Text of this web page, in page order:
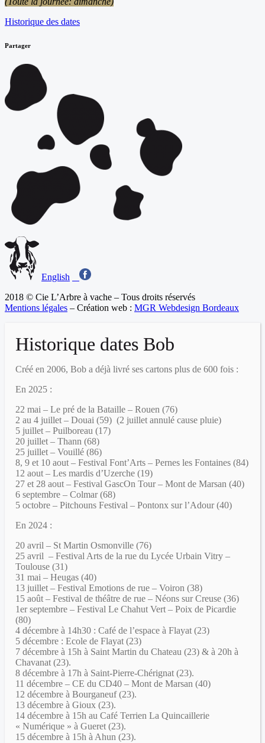
Historique des dates
Partager
English
2018 © Cie L’Arbre à vache – Tous droits réservés
Mentions légales – Création web : MGR Webdesign Bordeaux
Historique dates Bob
Créé en 2006, Bob a déjà livré ses cartons plus de 600 fois :
En 2025 :
22 mai – Le pré de la Bataille – Rouen (76)
2 au 4 juillet – Douai (59) (2 juillet annulé cause pluie)
5 juillet – Puilboreau (17)
20 juillet – Thann (68)
25 juillet – Vouillé (86)
8, 9 et 10 aout – Festival Font’Arts – Pernes les Fontaines (84)
12 aout – Les mardis d’Uzerche (19)
27 et 28 aout – Festival GascOn Tour – Mont de Marsan (40)
6 septembre – Colmar (68)
5 octobre – Pitchouns Festival – Pontonx sur l’Adour (40)
En 2024 :
20 avril – St Martin Osmonville (76)
25 avril – Festival Arts de la rue du Lycée Urbain Vitry –
Toulouse (31)
31 mai – Heugas (40)
13 juillet – Festival Emotions de rue – Voiron (38)
15 août – Festival de théâtre de rue – Néons sur Creuse (36)
1er septembre – Festival Le Chahut Vert – Poix de Picardie
(80)
4 décembre à 14h30 : Café de l’espace à Flayat (23)
5 décembre : Ecole de Flayat (23)
7 décembre à 15h à Saint Martin du Chateau (23) & à 20h à
Chavanat (23).
8 décembre à 17h à Saint-Pierre-Chérignat (23).
11 décembre – CE du CD40 – Mont de Marsan (40)
12 décembre à Bourganeuf (23).
13 décembre à Gioux (23).
14 décembre à 15h au Café Terrien La Quincaillerie
« Numérique » à Gueret (23).
15 décembre à 15h à Ahun (23).